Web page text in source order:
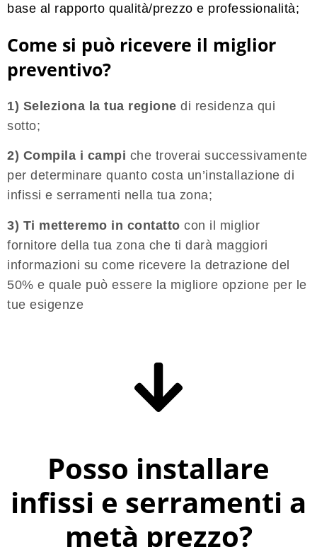
base al rapporto qualità/prezzo e professionalità;
Come si può ricevere il miglior
preventivo?
1) Seleziona la tua regione di residenza qui
sotto;
2) Compila i campi che troverai successivamente
per determinare quanto costa un’installazione di
infissi e serramenti nella tua zona;
3) Ti metteremo in contatto con il miglior
fornitore della tua zona che ti darà maggiori
informazioni su come ricevere la detrazione del
50% e quale può essere la migliore opzione per le
tue esigenze
Posso installare
infissi e serramenti a
metà prezzo?